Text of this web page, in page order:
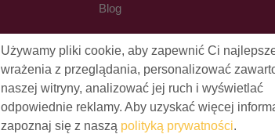
Blog
Używamy pliki cookie, aby zapewnić Ci
wrażenia z przeglądania, personalizować
naszej witryny, analizować jej ruch i wyświetlać
odpowiednie reklamy. Aby uzyskać więcej
zapoznaj się z naszą polityką prywatności.